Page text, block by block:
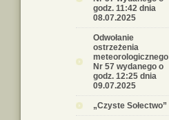
godz. 11:42 dnia
08.07.2025
Odwołanie
ostrzeżenia
meteorologicznego
Nr 57 wydanego o
godz. 12:25 dnia
09.07.2025
„Czyste Sołectwo”